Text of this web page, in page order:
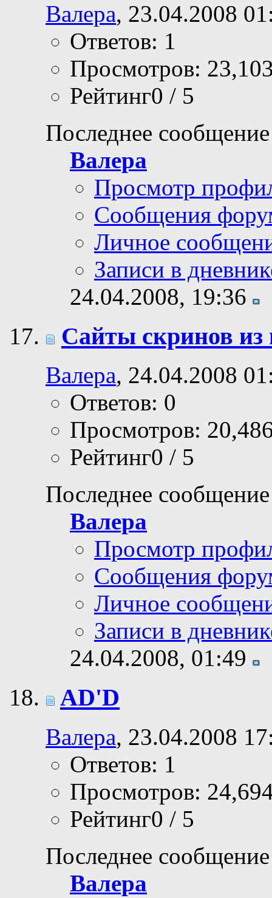
Валера, 23.04.2008
Ответов: 1
Просмотров:
Рейтинг0 / 5
Последнее
Валера
Просмотр
Сообщения
Личное
Записи в
24.04.2008, 19:36
Сайты скринов из
Валера, 24.04.2008
Ответов: 0
Просмотров:
Рейтинг0 / 5
Последнее
Валера
Просмотр
Сообщения
Личное
Записи в
24.04.2008, 01:49
AD'D
Валера, 23.04.2008
Ответов: 1
Просмотров:
Рейтинг0 / 5
Последнее
Валера